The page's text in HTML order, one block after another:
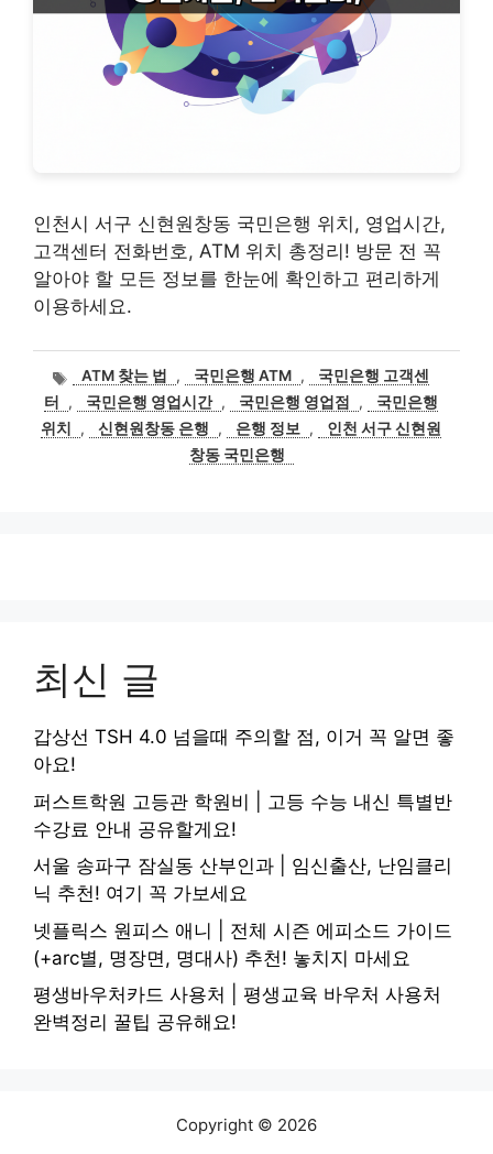
인천시 서구 신현원창동 국민은행 위치, 영업시간,
고객센터 전화번호, ATM 위치 총정리! 방문 전 꼭
알아야 할 모든 정보를 한눈에 확인하고 편리하게
이용하세요.
태ATM 찾는 법 , 국민은행 ATM ,
국민은행 고객센
터
, 국민은행 영업시간 , 국민은행 영업점 ,
국민은행
위치
, 신현원창동 은행 , 은행 정보 ,
인천 서구 신현원
창동 국민은행
최신 글
갑상선 TSH 4.0 넘을때 주의할 점, 이거 꼭 알면 좋
아요!
퍼스트학원 고등관 학원비 | 고등 수능 내신 특별반
수강료 안내 공유할게요!
서울 송파구 잠실동 산부인과 | 임신출산, 난임클리
닉 추천! 여기 꼭 가보세요
넷플릭스 원피스 애니 | 전체 시즌 에피소드 가이드
(+arc별, 명장면, 명대사) 추천! 놓치지 마세요
평생바우처카드 사용처 | 평생교육 바우처 사용처
완벽정리 꿀팁 공유해요!
Copyright © 2026